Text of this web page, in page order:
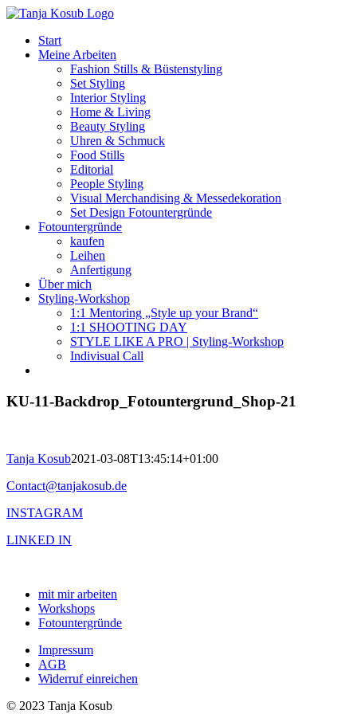
Zum
springenStart
Meine Arbeiten
Fashion Stills & Büstenstyling
Set Styling
Interior Styling
Home & Living
Beauty Styling
Uhren & Schmuck
Food Stills
Editorial
People Styling
Visual Merchandising & Messedekoration
Set Design Fotountergründe
Fotountergründe
kaufen
Leihen
Anfertigung
Über mich
Styling-Workshop
1:1 Mentoring „Style up your Brand“
1:1 SHOOTING DAY
STYLE LIKE A PRO | Styling-Workshop
Indivisual Call
KU-11-Backdrop_Fotountergrund_Shop-21
Tanja Kosub2021-03-08T13:45:14+01:00
Contact@tanjakosub.de
INSTAGRAM
LINKED IN
mit mir arbeiten
Workshops
Fotountergründe
Impressum
AGB
Widerruf einreichen
© 2023 Tanja Kosub